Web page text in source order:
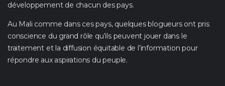
développement de chacun des pays.
Au Mali comme dans ces pays, quelques blogueurs ont pris
conscience du grand rôle qu’ils peuvent jouer dans le
traitement et la diffusion équitable de l’information pour
répondre aux aspirations du peuple.